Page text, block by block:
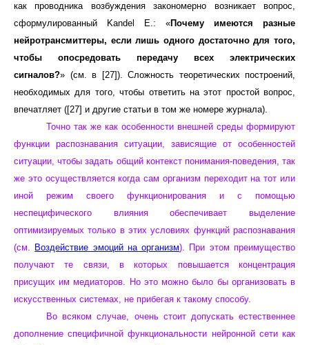
как проводника возбуждения закономерно возникает вопрос,
сформулированный Kandel E.: «Почему имеются разные
нейротрансмиттеры, если лишь одного достаточно для того,
чтобы опосредовать передачу всех электрических
сигналов?» (см. в [27]). Сложность теоретических построений,
необходимых для того, чтобы ответить на этот простой вопрос,
впечатляет ([27] и другие статьи в том же номере журнала).
Точно так же как особенности внешней среды формируют
функции распознавания ситуации, зависящие от особенностей
ситуации, чтобы задать общий контекст понимания-поведения, так
же это осуществляется когда сам организм переходит на тот или
иной режим своего функционирования и с помощью
неспецифического влияния обеспечивает выделение
оптимизируемых только в этих условиях функций распознавания
(см. Воздействие эмоций на организм). При этом преимущество
получают те связи, в которых повышается концентрация
присущих им медиаторов. Но это можно было бы организовать в
искусственных системах, не прибегая к такому способу.
Во всяком случае, очень стоит допускать естественнее
дополнение специфичной функциональности нейронной сети как